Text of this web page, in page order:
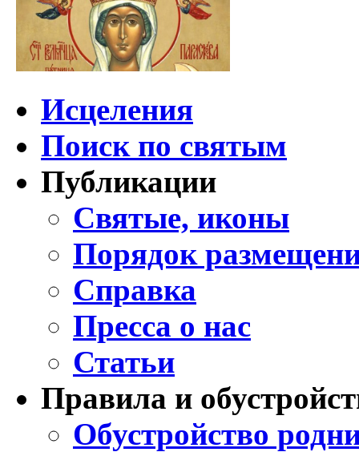
Исцеления
Поиск по святым
Публикации
Святые, иконы
Порядок
Справка
Пресса о нас
Статьи
Правила и
Обустройство